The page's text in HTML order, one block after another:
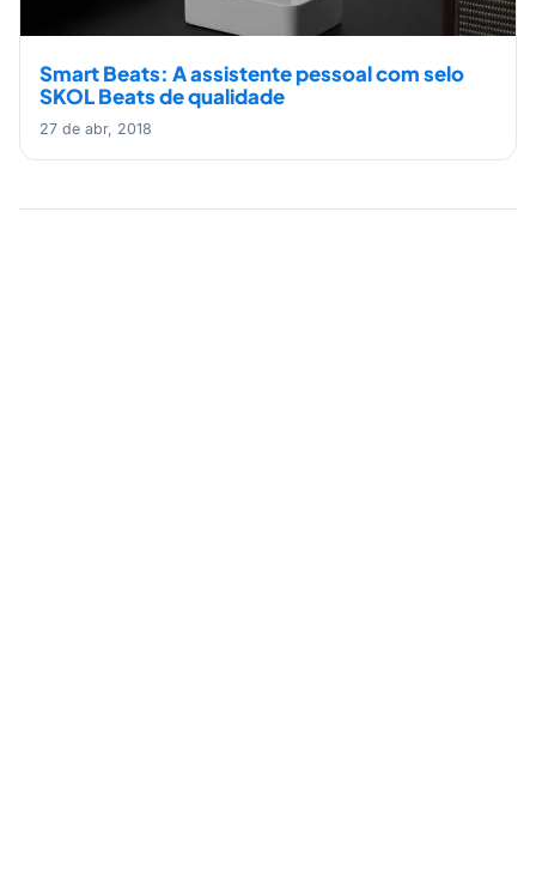
Smart Beats: A assistente pessoal com selo
SKOL Beats de qualidade
27 de abr, 2018